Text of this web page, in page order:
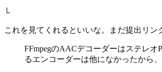
└
これを見てくれるといいな。まだ提出リン
FFmpegのAACデコーダーはステレ
るエンコーダーは他になかったから